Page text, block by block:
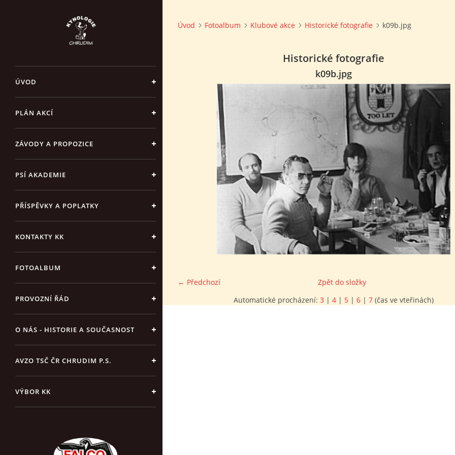
ÚVOD
PLÁN AKCÍ
ZÁVODY A PROPOZICE
PSÍ AKADEMIE
PŘÍSPĚVKY A POPLATKY
KONTAKTY KK
FOTOALBUM
PROVOZNÍ ŘÁD
O NÁS - HISTORIE A SOUČASNOST
AVZO TSČ ČR CHRUDIM P.S.
VÝBOR KK
Úvod Fotoalbum Klubové akce Historické fotografie k09b.jpg
Historické fotografie
k09b.jpg
← Předchozí
Zpět do složky
Automatické procházení: 3 | 4 | 5 | 6 | 7 (čas ve vteřinách)